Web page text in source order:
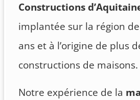
Constructions
implantée sur la région
ans et à l’origine de plus
constructions de maisons.
Notre expérience de la